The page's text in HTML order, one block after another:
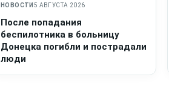
НОВОСТИ 5 АВГУСТА 2026
После попадания
беспилотника в больницу
Донецка погибли и пострадали
люди